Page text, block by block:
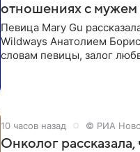
отношениях с мужем
Певица Mary Gu
Wildways Анатолием
словам певицы, залог
10 часов назад © РИА
Онколог